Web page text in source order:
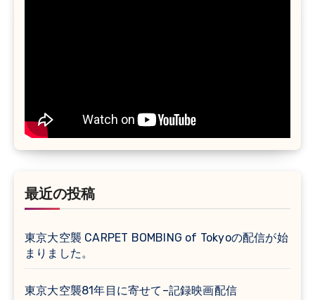
最近の投稿
東京大空襲 CARPET BOMBING of Tokyoの配信が始
まりました。
東京大空襲81年目に寄せて–記録映画配信